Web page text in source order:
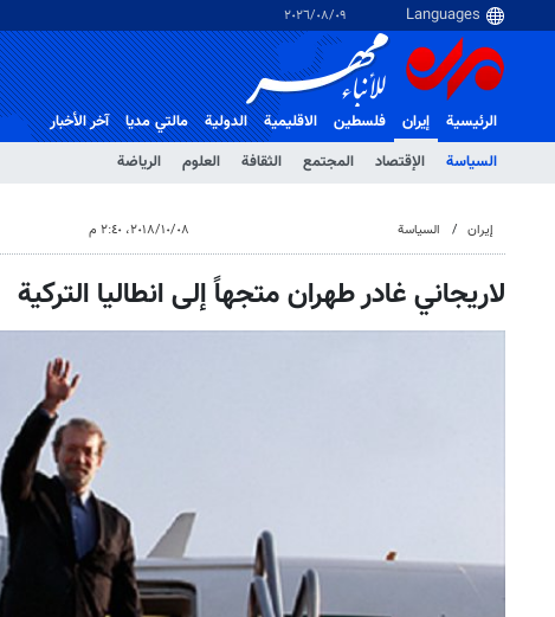
٠٩‏/٠٨‏/٢٠٢٦
الرئيسية
إيران
السياسة
الإقتصاد المجتمع الثقافة العلوم الرياضة
فلسطین الاقلیمیة الدولية مالتي مدیا آخر الأخبار
إيران السياسة ٠٨‏/١٠‏/٢٠١٨، ٢:٤٠ م
لاريجاني غادر طهران متجهاً إلى انطاليا التركية